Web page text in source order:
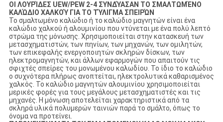
ΟΙ ΛΟΥΡΊΔΕΣ UEW/PEW 2-4 ΣΥΝΔΎΑΣΑΝ ΤΟ ΣΜΑΛΤΩΜΈΝΟ
ΚΑΛΏΔΙΟ ΧΑΛΚΟΎ ΓΙΑ ΤΟ ΤΎΛΙΓΜΑ ΣΠΕΙΡΏΝ
Το σμαλτωμένο καλώδιο ή το καλώδιο μαγνητών είναι ένα
καλώδιο χαλκού ή αλουμινίου που ντύνεται με ένα πολύ λεπτό
στρώμα της μόνωσης. Χρησιμοποιείται στην κατασκευή των
μετασχηματιστών, των πηνίων, των μηχανών, των ομιλητών,
των επικεφαλής ενεργοποιητών σκληρών δίσκων, των
ηλεκτρομαγνητών, και άλλων εφαρμογών που απαιτούν τις
σφιχτές σπείρες του μονωμένου καλωδίου. Το ίδιο το καλώδιο
ο συχνότερα πλήρως ανοπτείται, ηλεκτρολυτικά καθαρισμένος
χαλκός. Το καλώδιο μαγνητών αλουμινίου χρησιμοποιείται
μερικές φορές για τους μεγάλους μετασχηματιστές και τις
μηχανές. Η μόνωση αποτελείται χαρακτηριστικά από τα
σκληρά υλικά πολυμερών ταινιών παρά το σμάλτο, όπως το
όνομα να προτείνει.